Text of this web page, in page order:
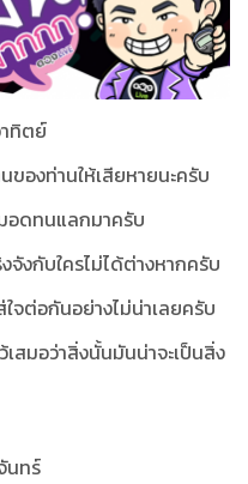
ทิตย์
ของท่านให้เสียหายนะครับ
อดทนแลกมาครับ
จังกับใครไม่ได้ต่างหากครับ
จต่อกันอย่างไม่น่าเลยครับ
สมอว่าสิ่งนั้นมันน่าจะเป็นสิ่ง
นทร์